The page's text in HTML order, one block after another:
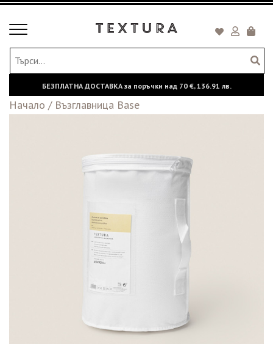
Toggle
БЕЗПЛАТНА ДОСТАВКА за поръчки над 70 €,136.91 лв.
Начало / Възглавница Base